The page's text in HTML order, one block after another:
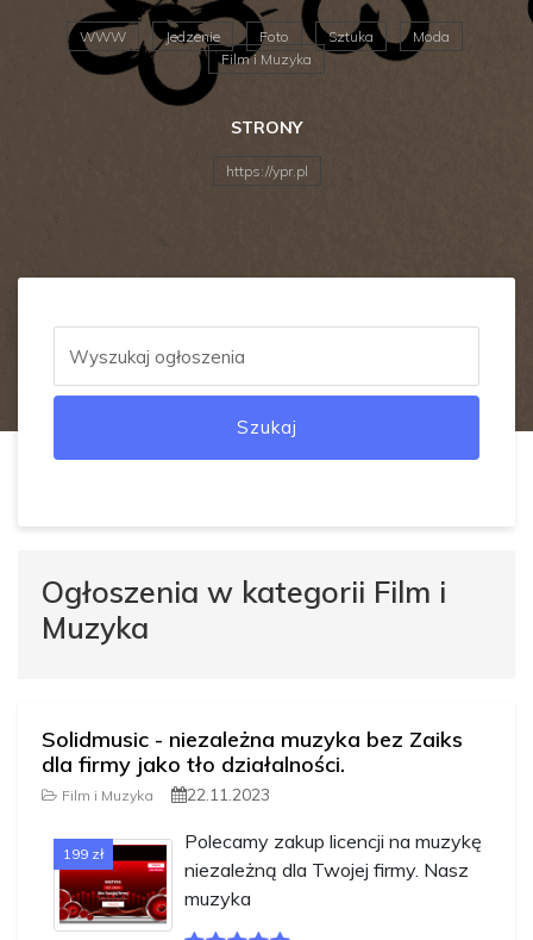
WWW Jedzenie Foto Sztuka
Moda
Film i Muzyka
STRONY
https://ypr.pl
Szukaj
Ogłoszenia w kategorii Film i
Muzyka
Solidmusic - niezależna muzyka bez Zaiks
dla firmy jako tło działalności.
Film i Muzyka 22.11.2023
199 zł
Polecamy zakup licencji na muzykę
niezależną dla Twojej firmy. Nasz
muzyka